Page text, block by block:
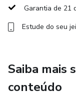
• Aprenda a
rentabilidade
Garantia de 21
Estude do seu
Saiba mais
conteúdo